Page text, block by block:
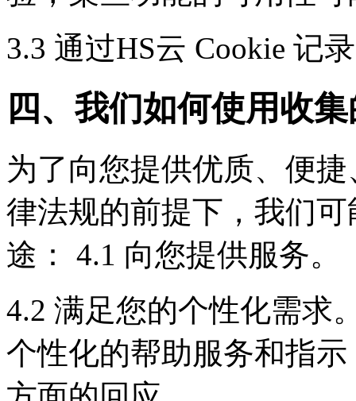
3.3 通过HS云 Cookie 记
四、我们如何使用收
为了向您提供优质、便
律法规的前提下，我们
途： 4.1 向您提供服务。
4.2 满足您的个性化需求
个性化的帮助服务和指